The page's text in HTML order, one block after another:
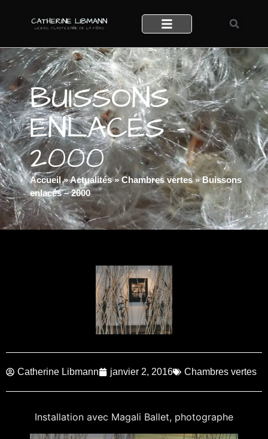
BUISSONS
ENLACÉS –
2000
Accueil»Actualités»Chambres vertes»Buissons
enlacés – 2000
Catherine Libmann janvier 2, 2016 Chambres vertes
Installation avec Magali Ballet, photographe